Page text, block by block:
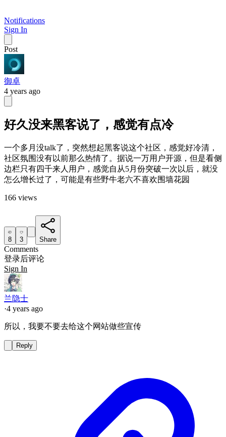
Notifications
Sign In
Post
御卓
4 years ago
好久没来黑客说了，感觉有点冷
一个多月没talk了，突然想起黑客说这个社区，感觉好冷清，
社区氛围没有以前那么热情了。据说一万用户开源，但是看侧
边栏只有四千来人用户，感觉自从5月份突破一次以后，就没
怎么增长过了，可能是有些野牛老六不喜欢围墙花园
166 views
8 3 Share
Comments
登录后评论
Sign In
兰隐士
·4 years ago
所以，我要不要去给这个网站做些宣传
Reply